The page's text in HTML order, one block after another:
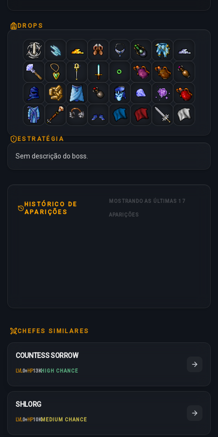
DROPS
ESTRATÉGIA
Sem descrição do boss.
HISTÓRICO DE
APARIÇÕES
MOSTRANDO AS ÚLTIMAS 17
APARIÇÕES
CHEFES SIMILARES
COUNTESS SORROW
LVL0+HP13KHIGH CHANCE
SHLORG
LVL0+HP10KMEDIUM CHANCE